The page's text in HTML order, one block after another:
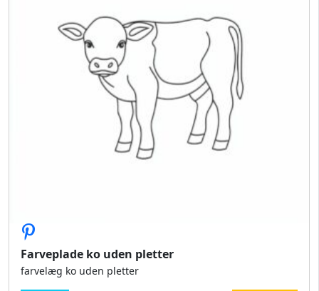
Farveplade ko uden pletter
farvelæg ko uden pletter